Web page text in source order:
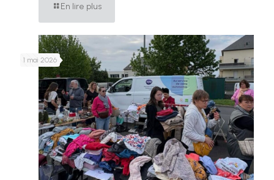
En lire plus
1 mai 2026